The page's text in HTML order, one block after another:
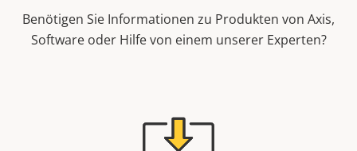
Benötigen Sie Informationen zu Produkten von Axis,
Software oder Hilfe von einem unserer Experten?